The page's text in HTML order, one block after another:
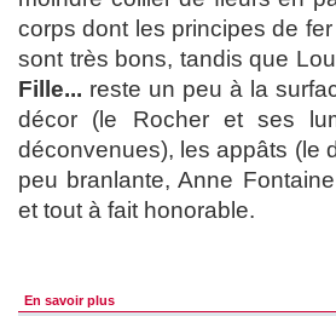
corps dont les principes de
sont très bons, tandis que
Fille... reste un peu à la
décor (le Rocher et ses
déconvenues), les appâts (le
peu branlante, Anne
et tout à fait honorable.
En savoir plus